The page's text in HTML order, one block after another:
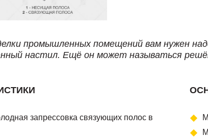
промышленных помещений вам нужен
настил. Ещё он может называться
запрессовка связующих полос в